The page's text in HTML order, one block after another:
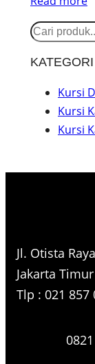
S
Kursi
Kursi
Kursi
Jl. Otista
Jakarta Timur
Tlp : 021 857